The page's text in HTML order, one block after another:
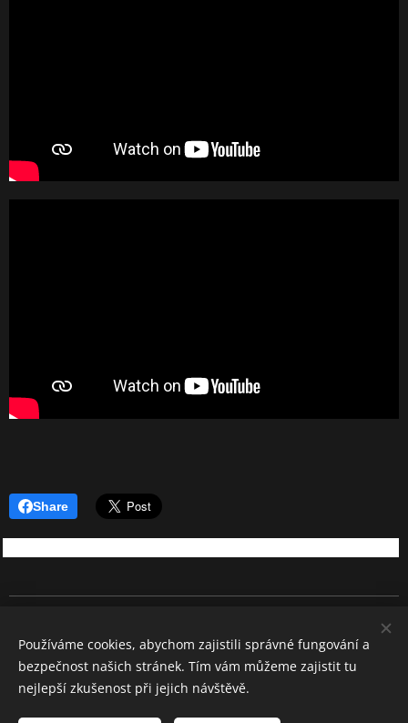
Share
Všechna práva vyhrazena 2026
Cookies
Používáme cookies, abychom zajistili správné fungování a
bezpečnost našich stránek. Tím vám můžeme zajistit tu
nejlepší zkušenost při jejich návštěvě.